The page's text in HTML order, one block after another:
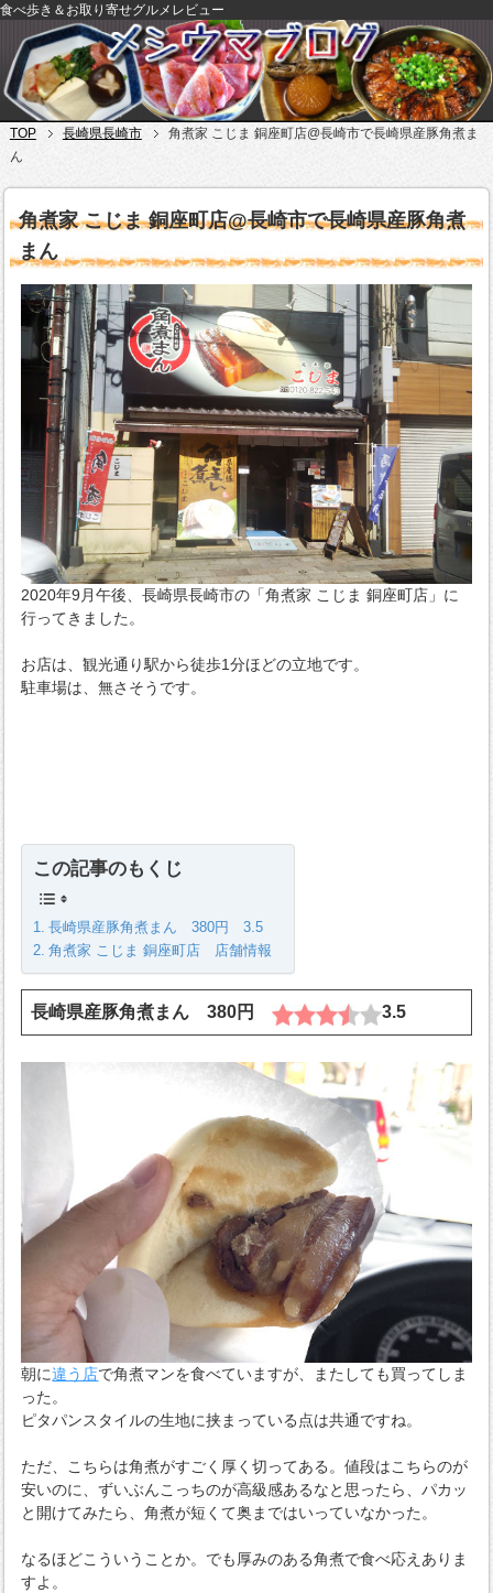
食べ歩き＆お取り寄せグルメレビュー
TOP 長崎県長崎市
角煮家 こじま 銅座町店@長崎市で長崎県産豚角煮ま
ん
角煮家 こじま 銅座町店@長崎市で長崎県産豚角煮
まん
2020年9月午後、長崎県長崎市の「角煮家 こじま 銅座町店」に
行ってきました。
お店は、観光通り駅から徒歩1分ほどの立地です。
駐車場は、無さそうです。
この記事のもくじ
長崎県産豚角煮まん 380円 3.5
角煮家 こじま 銅座町店 店舗情報
長崎県産豚角煮まん 380円 3.5
朝に違う店で角煮マンを食べていますが、またしても買ってしま
った。
ピタパンスタイルの生地に挟まっている点は共通ですね。
ただ、こちらは角煮がすごく厚く切ってある。値段はこちらのが
安いのに、ずいぶんこっちのが高級感あるなと思ったら、パカッ
と開けてみたら、角煮が短くて奥まではいっていなかった。
なるほどこういうことか。でも厚みのある角煮で食べ応えありま
すよ。